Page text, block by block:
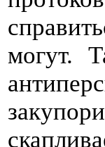
могут.